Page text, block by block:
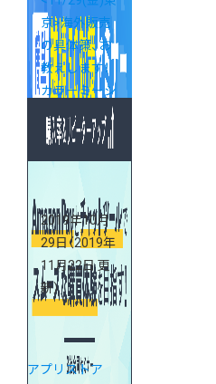
京>海外販売
の具体策、お
教えします！
カラーミーシ
ョップで始め
る簡単越境
EC対策セミ
2019年10月
29日 （2019年
11月22日 更
新）
アプリストア